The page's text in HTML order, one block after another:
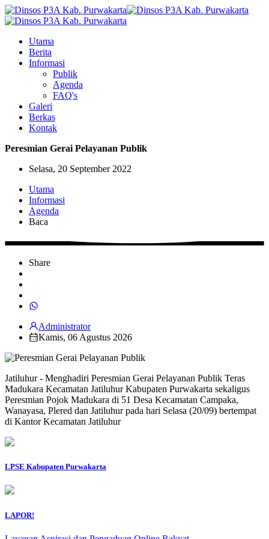
Utama
Berita
Informasi
Publik
Agenda
FAQ's
Galeri
Berkas
Kontak
Peresmian Gerai Pelayanan Publik
Selasa, 20 September 2022
Utama
Informasi
Agenda
Baca
Share
Administrator
Kamis, 06 Agustus 2026
Jatiluhur - Menghadiri Peresmian Gerai Pelayanan Publik Teras
Madukara Kecamatan Jatiluhur Kabupaten Purwakarta sekaligus
Peresmian Pojok Madukara di 51 Desa Kecamatan Campaka,
Wanayasa, Plered dan Jatiluhur pada hari Selasa (20/09) bertempat
di Kantor Kecamatan Jatiluhur
LPSE Kabupaten Purwakarta
LAPOR!